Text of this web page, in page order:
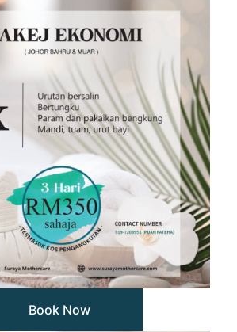
Book Now